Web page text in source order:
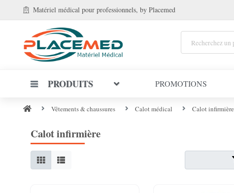
Matériel médical pour professionnels, by Placemed
PRODUITS PROMOTIONS
Vêtements & chaussures Calot médical Calot infirmière
Calot infirmière